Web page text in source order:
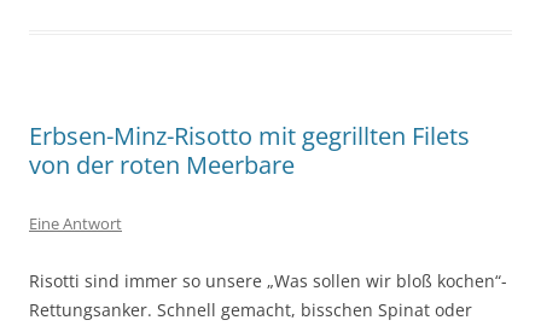
Erbsen-Minz-Risotto mit gegrillten Filets
von der roten Meerbare
Eine Antwort
Risotti sind immer so unsere „Was sollen wir bloß kochen“-
Rettungsanker. Schnell gemacht, bisschen Spinat oder